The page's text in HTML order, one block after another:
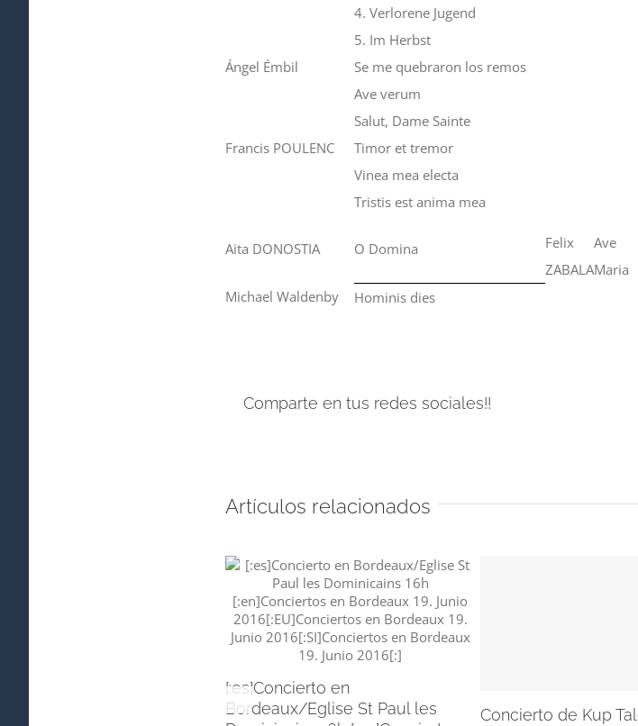
4. Verlorene Jugend
5. Im Herbst
Ángel Émbil
Se me quebraron los remos
Francis POULENC
Ave verum
Salut, Dame Sainte
Timor et tremor
Vinea mea electa
Tristis est anima mea
Aita DONOSTIA O Domina
Felix
ZABALA
Ave
Maria
Michael Waldenby
Hominis dies
Comparte en tus redes sociales!!
Artículos relacionados
[:es]Concierto en
Bordeaux/Eglise St Paul les
Concierto de Kup